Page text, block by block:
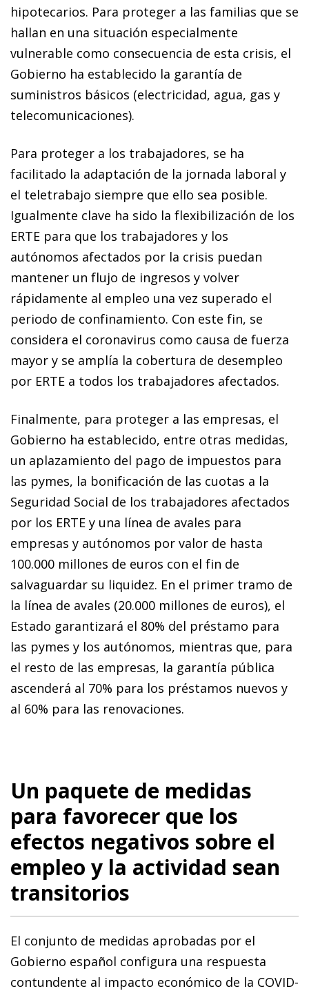
hipotecarios. Para proteger a las familias que se
hallan en una situación especialmente
vulnerable como consecuencia de esta crisis, el
Gobierno ha establecido la garantía de
suministros básicos (electricidad, agua, gas y
telecomunicaciones).
Para proteger a los trabajadores, se ha
facilitado la adaptación de la jornada laboral y
el teletrabajo siempre que ello sea posible.
Igualmente clave ha sido la flexibilización de los
ERTE para que los trabajadores y los
autónomos afectados por la crisis puedan
mantener un flujo de ingresos y volver
rápidamente al empleo una vez superado el
periodo de confinamiento. Con este fin, se
considera el coronavirus como causa de fuerza
mayor y se amplía la cobertura de desempleo
por ERTE a todos los trabajadores afectados.
Finalmente, para proteger a las empresas, el
Gobierno ha establecido, entre otras medidas,
un aplazamiento del pago de impuestos para
las pymes, la bonificación de las cuotas a la
Seguridad Social de los trabajadores afectados
por los ERTE y una línea de avales para
empresas y autónomos por valor de hasta
100.000 millones de euros con el fin de
salvaguardar su liquidez. En el primer tramo de
la línea de avales (20.000 millones de euros), el
Estado garantizará el 80% del préstamo para
las pymes y los autónomos, mientras que, para
el resto de las empresas, la garantía pública
ascenderá al 70% para los préstamos nuevos y
al 60% para las renovaciones.
Un paquete de medidas
para favorecer que los
efectos negativos sobre el
empleo y la actividad sean
transitorios
El conjunto de medidas aprobadas por el
Gobierno es­­pañol configura una respuesta
contundente al impacto económico de la COVID-